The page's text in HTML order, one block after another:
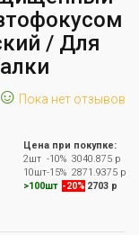
/ Для
☺ Пока нет отзывов
Цена при покупке:
2шт -10% 3040.875 р
10шт-15% 2871.9375 р
>100шт -20% 2703 р